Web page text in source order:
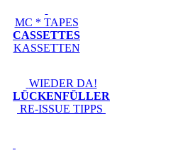
MC * TAPES
CASSETTES
KASSETTEN
WIEDER DA!
LÜCKENFÜLLER
RE-ISSUE TIPPS